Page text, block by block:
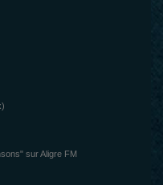
sur Aligre FM